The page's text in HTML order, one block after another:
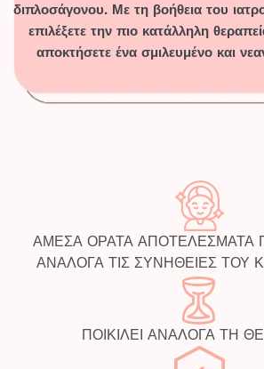
διπλοσάγονου. Με τη βοήθεια του
επιλέξετε την πιο κατάλληλη
αποκτήσετε ένα σμιλευμένο και
ΑΜΕΣΑ ΟΡΑΤΑ ΑΠΟΤΕΛΕΣΜΑΤΑ
ΑΝΑΛΟΓΑ ΤΙΣ ΣΥΝΗΘΕΙΕΣ ΤΟΥ
ΠΟΙΚΙΛΕΙ ΑΝΑΛΟΓΑ ΤΗ